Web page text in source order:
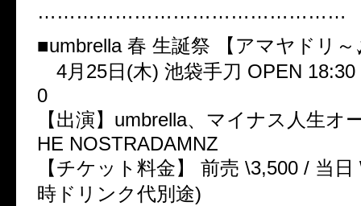
…………………………………………
■umbrella 春 生誕祭 【アマヤドリ～
4月25日(木) 池袋手刀 OPEN 18:30
0
【出演】umbrella、マイナス人生オ
HE NOSTRADAMNZ
【チケット料金】 前売 \3,500 / 当
時ドリンク代別途)